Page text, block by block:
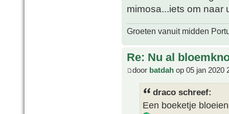
mimosa...iets om naar
Groeten vanuit midden
Re: Nu al
door batdah op 05 jan 2020
draco schreef:
Een boeketje